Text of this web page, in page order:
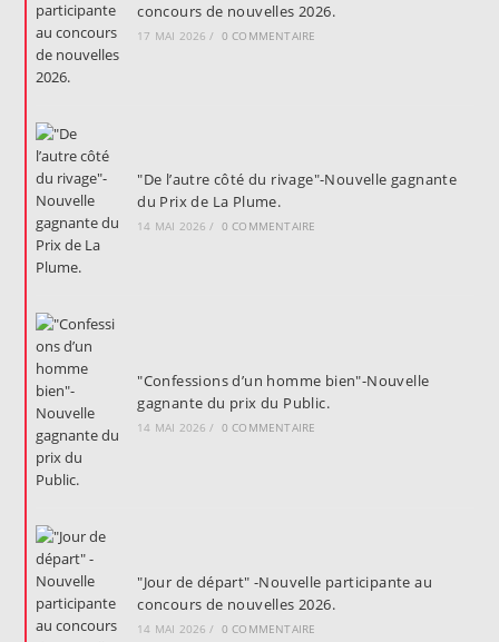
concours de nouvelles 2026.
17 MAI 2026 / 0 COMMENTAIRE
"De l’autre côté du rivage"-Nouvelle gagnante
du Prix de La Plume.
14 MAI 2026 / 0 COMMENTAIRE
"Confessions d’un homme bien"-Nouvelle
gagnante du prix du Public.
14 MAI 2026 / 0 COMMENTAIRE
"Jour de départ" -Nouvelle participante au
concours de nouvelles 2026.
14 MAI 2026 / 0 COMMENTAIRE